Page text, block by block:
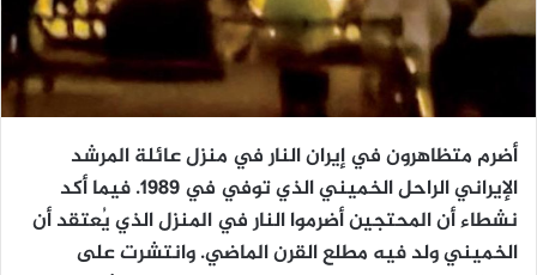
أضرم متظاهرون في إيران النار في منزل عائلة المرشد
الإيراني الراحل الخميني الذي توفي في 1989. فيما أكد
نشطاء أن المحتجين أضرموا النار في المنزل الذي يُعتقد أن
الخميني ولد فيه مطلع القرن الماضي. وانتشرت على